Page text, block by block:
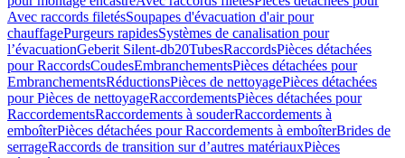
Avec raccords filetésSoupapes d'évacuation d'air pour
chauffagePurgeurs rapidesSystèmes de canalisation pour
l’évacuationGeberit Silent-db20TubesRaccordsPièces détachées
pour RaccordsCoudesEmbranchementsPièces détachées pour
EmbranchementsRéductionsPièces de nettoyagePièces détachées
pour Pièces de nettoyageRaccordementsPièces détachées pour
RaccordementsRaccordements à souderRaccordements à
emboîterPièces détachées pour Raccordements à emboîterBrides de
serrageRaccords de transition sur d’autres matériauxPièces